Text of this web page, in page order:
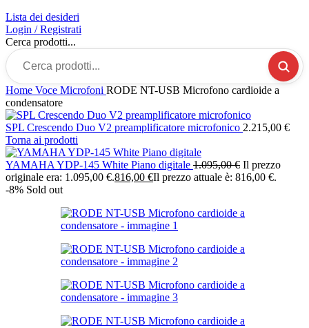
Lista dei desideri
Login / Registrati
Cerca prodotti...
Home Voce Microfoni RODE NT-USB Microfono cardioide a
condensatore
SPL Crescendo Duo V2 preamplificatore microfonico 2.215,00 €
Torna ai prodotti
YAMAHA YDP-145 White Piano digitale 1.095,00€ Il prezzo
originale era: 1.095,00 €.816,00 €Il prezzo attuale è: 816,00 €.
-8% Sold out